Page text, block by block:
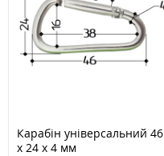
Карабін унiверсальний 46
x 24 x 4 мм